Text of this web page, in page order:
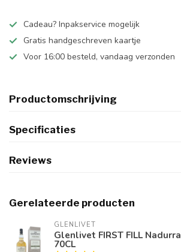
Cadeau? Inpakservice mogelijk
Gratis handgeschreven kaartje
Voor 16:00 besteld, vandaag verzonden
Productomschrijving
Specificaties
Reviews
Gerelateerde producten
GLENLIVET
Glenlivet FIRST FILL Nadurra
70CL